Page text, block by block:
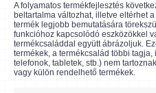
A folyamatos termékfejlesztés
beltartalma változhat, illetve eltérhet
termék legjobb bemutatására
funkcióhoz kapcsolódó eszközökkel
termékcsaláddal együtt ábrázoljuk.
termékek, a termékcsalád többi
telefonok, tabletek, stb.) nem
vagy külön rendelhető termékek.